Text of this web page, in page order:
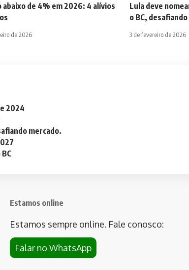
abaixo de 4% em 2026: 4 alívios
de 2026
Lula deve
o BC,
3 de fevereiro de 2026
2024
mercado.
Estamos online
Estamos sempre online. Fale conosco:
Falar no WhatsApp